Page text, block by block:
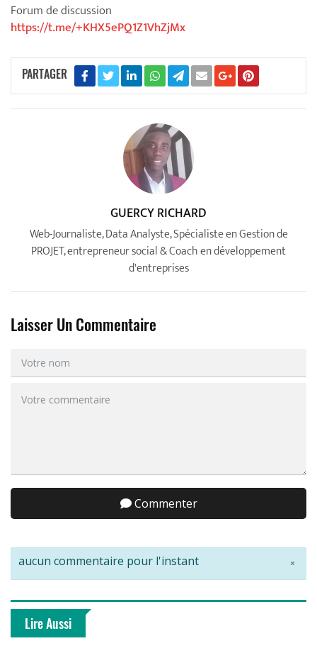
Forum de discussion
https://t.me/+KHX5ePQ1Z1VhZjMx
PARTAGER
GUERCY RICHARD
Web-Journaliste, Data Analyste, Spécialiste en Gestion de
PROJET, entrepreneur social & Coach en développement
d'entreprises
Laisser Un Commentaire
Commenter
×
aucun commentaire pour l'instant
Lire Aussi